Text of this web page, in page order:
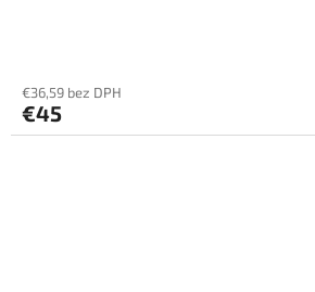
€36,59 bez DPH
€45